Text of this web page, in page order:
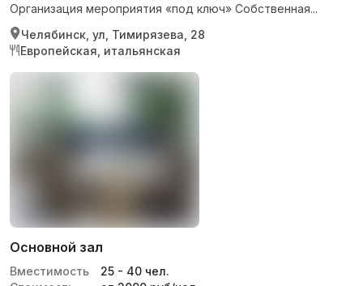
Организация мероприятия «под ключ» Собственная...
Челябинск, ул, Тимирязева, 28
Европейская, итальянская
Основной зал
Вместимость 25 - 40 чел.